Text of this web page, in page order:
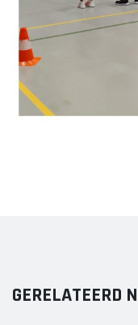
GERELATEERD